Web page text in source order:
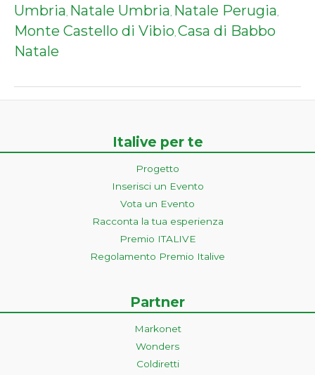
Umbria, Natale Umbria, Natale Perugia,
Monte Castello di Vibio, Casa di Babbo
Natale
Italive per te
Progetto
Inserisci un Evento
Vota un Evento
Racconta la tua esperienza
Premio ITALIVE
Regolamento Premio Italive
Partner
Markonet
Wonders
Coldiretti